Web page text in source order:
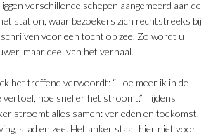
verschillende schepen aangemeerd aan de
station, waar bezoekers zich rechtstreeks bij
voor een tocht op zee. Zo wordt u
maar deel van het verhaal.
het treffend verwoordt: “Hoe meer ik in de
vertoef, hoe sneller het stroomt.” Tijdens
stroomt alles samen: verleden en toekomst,
stad en zee. Het anker staat hier niet voor